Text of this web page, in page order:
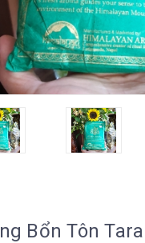
Bổn Tôn